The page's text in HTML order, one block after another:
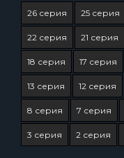
26 серия 25 серия
22 серия 21 серия
18 серия 17 серия
13 серия 12 серия
8 серия 7 серия
3 серия 2 серия